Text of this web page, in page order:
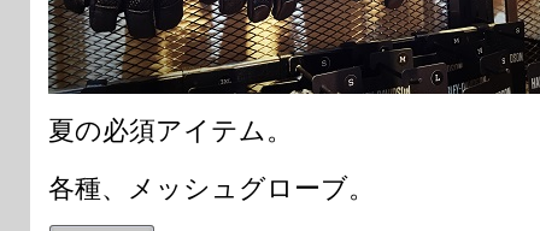
夏の必須アイテム。
各種、メッシュグローブ。